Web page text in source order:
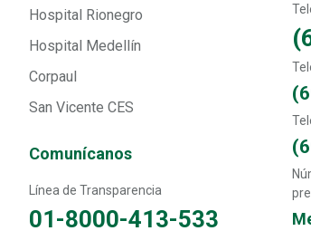
Hospital Rionegro
Hospital Medellín
Corpaul
San Vicente CES
Comunícanos
Línea de Transparencia
01-8000-413-533